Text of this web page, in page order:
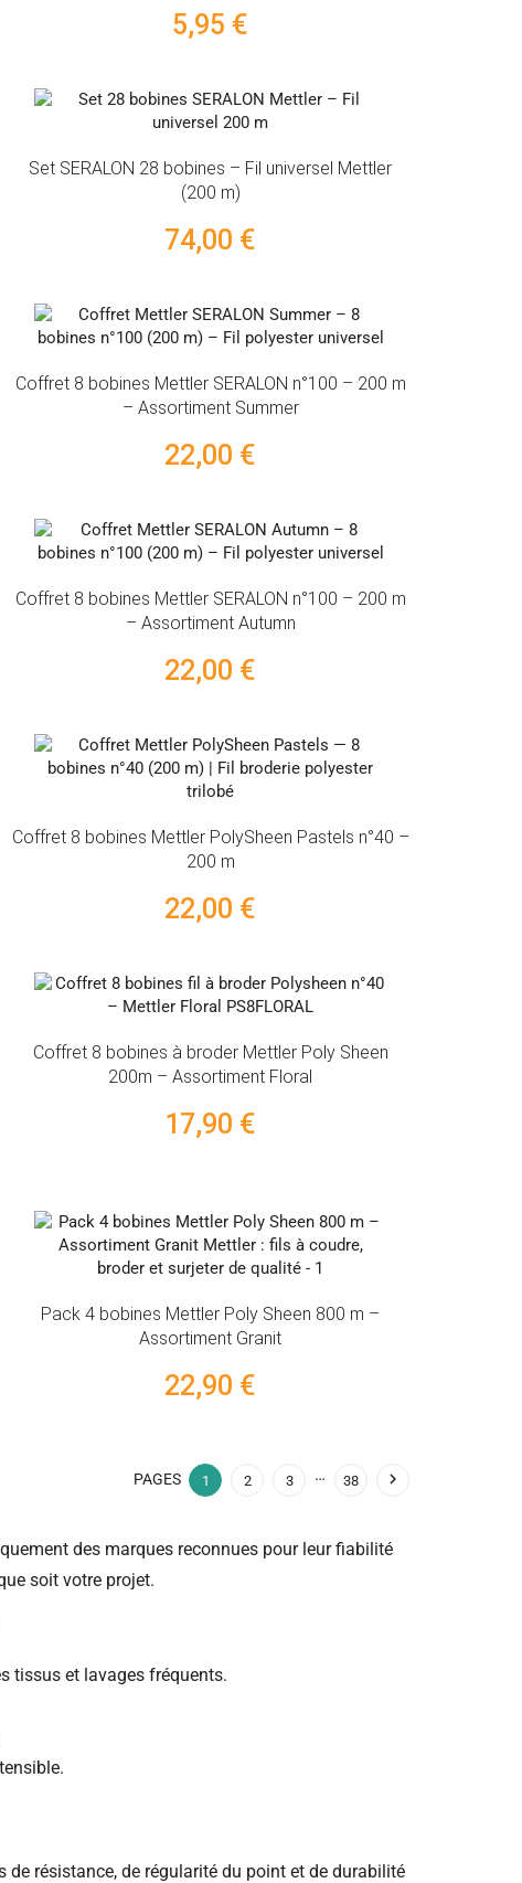
5,95 €
Set SERALON 28 bobines – Fil universel Mettler
(200 m)
74,00 €
Coffret 8 bobines Mettler SERALON n°100 – 200 m
– Assortiment Summer
22,00 €
Coffret 8 bobines Mettler SERALON n°100 – 200 m
– Assortiment Autumn
22,00 €
Coffret 8 bobines Mettler PolySheen Pastels n°40 –
200 m
22,00 €
Coffret 8 bobines à broder Mettler Poly Sheen
200m – Assortiment Floral
17,90 €
Pack 4 bobines Mettler Poly Sheen 800 m –
Assortiment Granit
22,90 €
PAGES 1 2 3 … 38 
des marques reconnues pour leur fiabilité
soit votre projet.
tissus et lavages fréquents.
résistance, de régularité du point et de durabilité